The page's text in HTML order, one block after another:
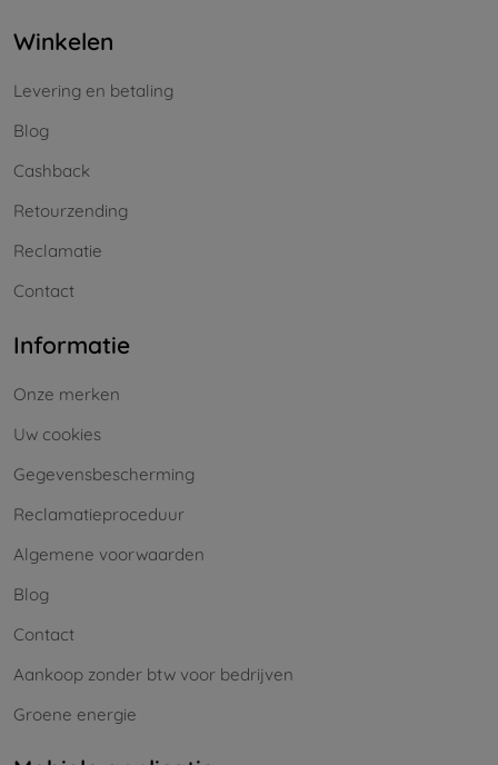
Winkelen
Levering en betaling
Blog
Cashback
Retourzending
Reclamatie
Contact
Informatie
Onze merken
Uw cookies
Gegevensbescherming
Reclamatieproceduur
Algemene voorwaarden
Blog
Contact
Aankoop zonder btw voor bedrijven
Groene energie